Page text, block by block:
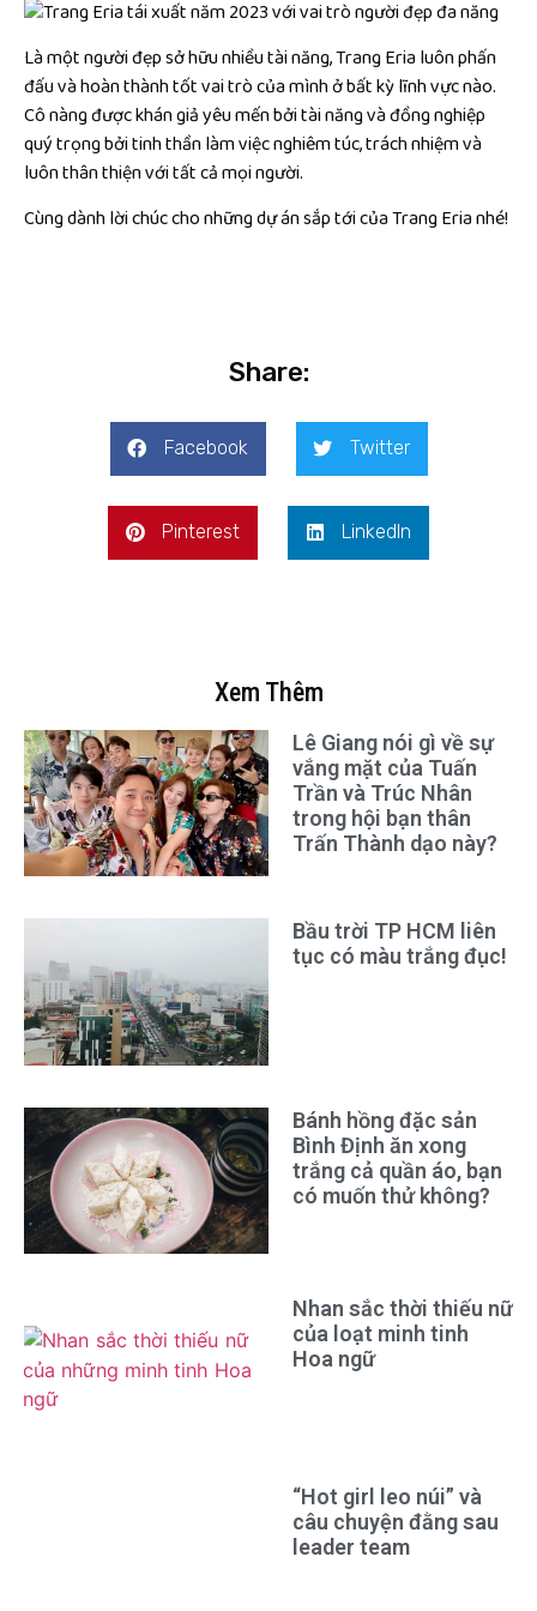
Là một người đẹp sở hữu nhiều tài năng, Trang Eria luôn phấn
đấu và hoàn thành tốt vai trò của mình ở bất kỳ lĩnh vực nào.
Cô nàng được khán giả yêu mến bởi tài năng và đồng nghiệp
quý trọng bởi tinh thần làm việc nghiêm túc, trách nhiệm và
luôn thân thiện với tất cả mọi người.
Cùng dành lời chúc cho những dự án sắp tới của Trang Eria nhé!
Share:
Facebook Twitter
Pinterest LinkedIn
Xem Thêm
Lê Giang nói gì về sự
vắng mặt của Tuấn
Trần và Trúc Nhân
trong hội bạn thân
Trấn Thành dạo này?
Bầu trời TP HCM liên
tục có màu trắng đục!
Bánh hồng đặc sản
Bình Định ăn xong
trắng cả quần áo, bạn
có muốn thử không?
Nhan sắc thời thiếu nữ
của loạt minh tinh
Hoa ngữ
“Hot girl leo núi” và
câu chuyện đằng sau
leader team